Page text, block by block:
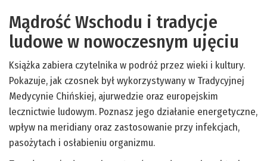
Mądrość Wschodu i tradycje
ludowe w nowoczesnym ujęciu
Książka zabiera czytelnika w podróż przez wieki i kultury.
Pokazuje, jak czosnek był wykorzystywany w Tradycyjnej
Medycynie Chińskiej, ajurwedzie oraz europejskim
lecznictwie ludowym. Poznasz jego działanie energetyczne,
wpływ na meridiany oraz zastosowanie przy infekcjach,
pasożytach i osłabieniu organizmu.